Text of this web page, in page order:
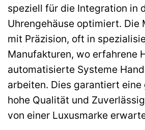
speziell für die Integration in
Uhrengehäuse optimiert. Die
mit Präzision, oft in
Manufakturen, wo erfahrene
automatisierte Systeme
arbeiten. Dies garantiert
hohe Qualität und
von einer Luxusmarke